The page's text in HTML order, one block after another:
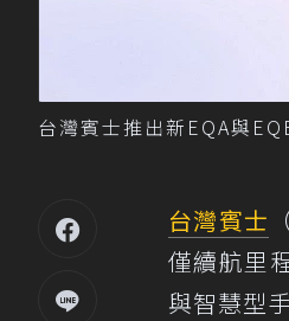
台灣賓士推出新EQA與
台灣賓士
僅續航里
與智慧型